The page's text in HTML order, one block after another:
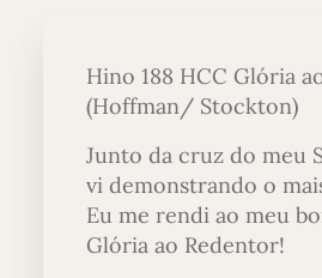
Hino 188 HCC Glória
(Hoffman/ Stockton)
Junto da cruz do meu
vi demonstrando o
Eu me rendi ao meu
Glória ao Redentor!